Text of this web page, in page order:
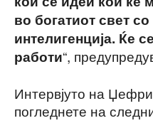
во богатиот свет
интелигенција. Ќе
работи“,
Интервјуто на
погледнете на